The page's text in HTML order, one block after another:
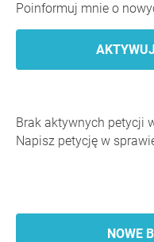
Poinformuj mnie o
Brak aktywnych petycji
Napisz petycję w
NOWE